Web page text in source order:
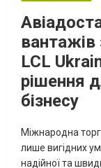
LCL
рішення
бізнесу
Міжнародна
лише вигідних
надійної та